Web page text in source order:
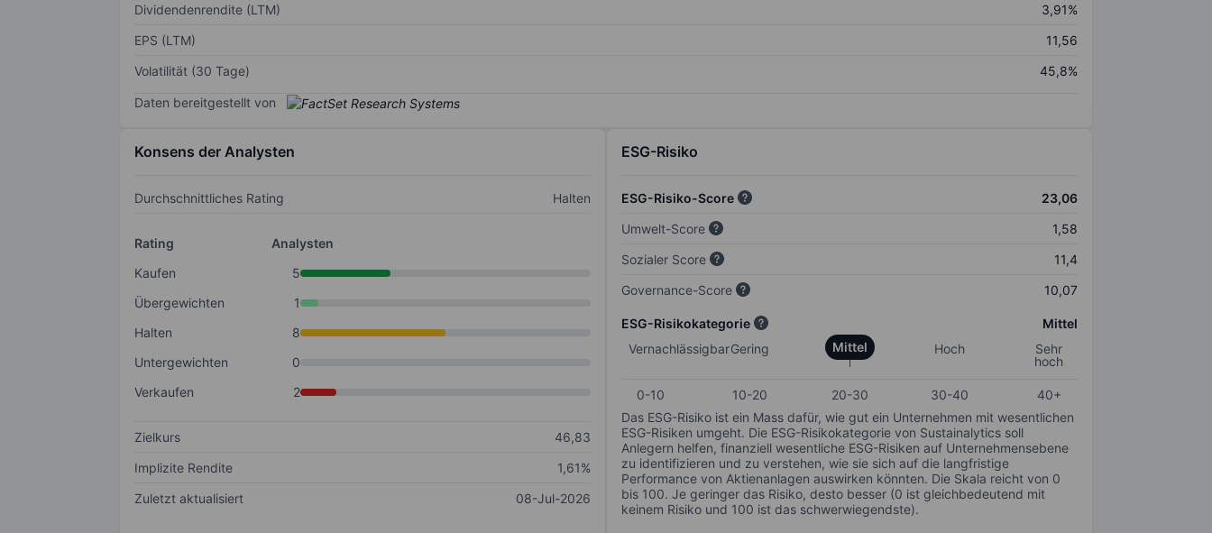
Dividendenrendite (LTM)
3,91%
EPS (LTM)
11,56
Volatilität (30 Tage)
45,8%
Daten bereitgestellt von
Konsens der Analysten
Durchschnittliches Rating Halten
Rating
Analysten
Kaufen
5
Übergewichten
1
Halten
8
Untergewichten
0
Verkaufen
2
Zielkurs
46,83
Implizite Rendite
1,61%
Zuletzt aktualisiert
08-Jul-2026
ESG-Risiko
ESG-Risiko-Score
23,06
Umwelt-Score
1,58
Sozialer Score
11,4
Governance-Score
10,07
ESG-Risikokategorie
Mittel
VernachlässigbarGering Mittel Hoch
Sehr
hoch
0-10 10-20 20-30 30-40
40+
Das ESG-Risiko ist ein Mass dafür, wie gut ein Unternehmen mit wesentlichen
ESG-Risiken umgeht. Die ESG-Risikokategorie von Sustainalytics soll
Anlegern helfen, finanziell wesentliche ESG-Risiken auf Unternehmensebene
zu identifizieren und zu verstehen, wie sie sich auf die langfristige
Performance von Aktienanlagen auswirken könnten. Die Skala reicht von 0
bis 100. Je geringer das Risiko, desto besser (0 ist gleichbedeutend mit
keinem Risiko und 100 ist das schwerwiegendste).